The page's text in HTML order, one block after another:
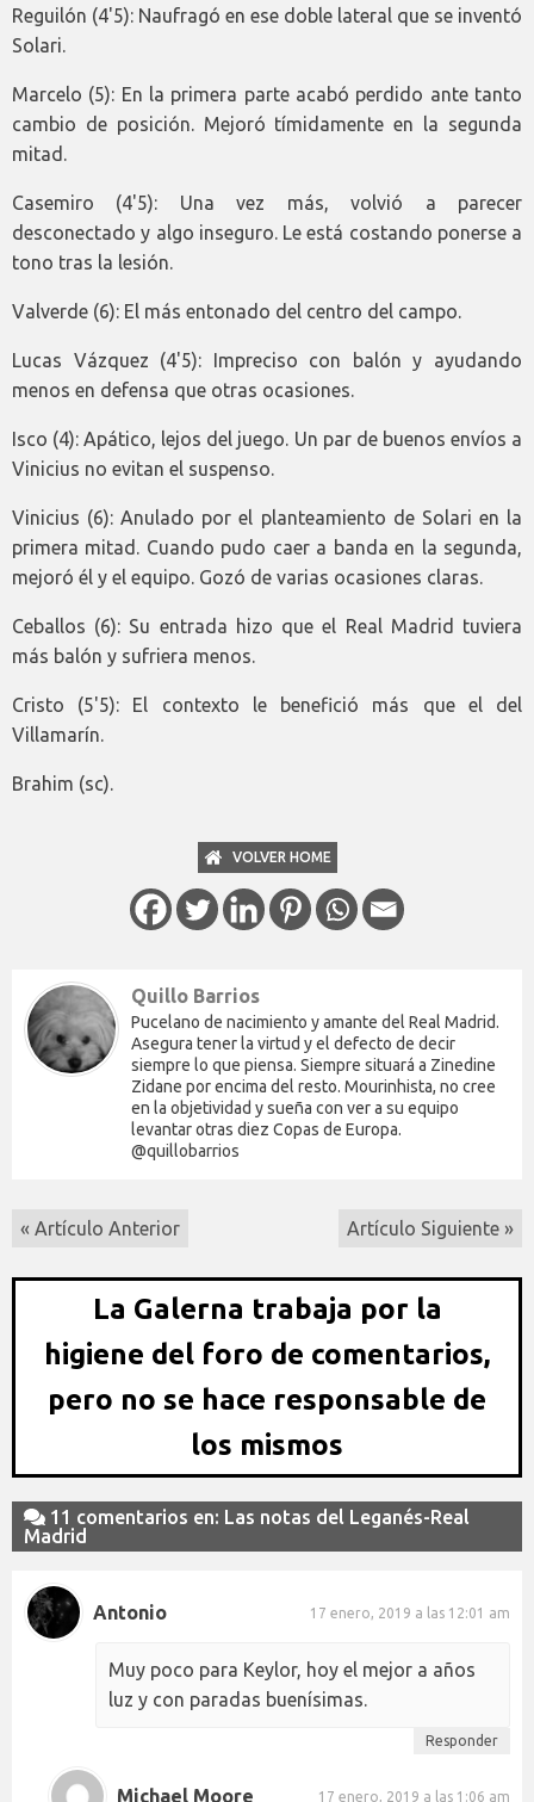
Reguilón (4'5): Naufragó en ese doble lateral que se inventó
Solari.
Marcelo (5): En la primera parte acabó perdido ante tanto
cambio de posición. Mejoró tímidamente en la segunda
mitad.
Casemiro (4'5): Una vez más, volvió a parecer
desconectado y algo inseguro. Le está costando ponerse a
tono tras la lesión.
Valverde (6): El más entonado del centro del campo.
Lucas Vázquez (4'5): Impreciso con balón y ayudando
menos en defensa que otras ocasiones.
Isco (4): Apático, lejos del juego. Un par de buenos envíos a
Vinicius no evitan el suspenso.
Vinicius (6): Anulado por el planteamiento de Solari en la
primera mitad. Cuando pudo caer a banda en la segunda,
mejoró él y el equipo. Gozó de varias ocasiones claras.
Ceballos (6): Su entrada hizo que el Real Madrid tuviera
más balón y sufriera menos.
Cristo (5'5): El contexto le benefició más que el del
Villamarín.
Brahim (sc).
VOLVER HOME
Quillo Barrios
Pucelano de nacimiento y amante del Real Madrid.
Asegura tener la virtud y el defecto de decir
siempre lo que piensa. Siempre situará a Zinedine
Zidane por encima del resto. Mourinhista, no cree
en la objetividad y sueña con ver a su equipo
levantar otras diez Copas de Europa.
@quillobarrios
« Artículo Anterior Artículo Siguiente »
La Galerna trabaja por la
higiene del foro de comentarios,
pero no se hace responsable de
los mismos
11 comentarios en: Las notas del Leganés-Real
Madrid
Antonio 17 enero, 2019 a las 12:01 am
Muy poco para Keylor, hoy el mejor a años
luz y con paradas buenísimas.
Responder
Michael Moore 17 enero, 2019 a las 1:06 am